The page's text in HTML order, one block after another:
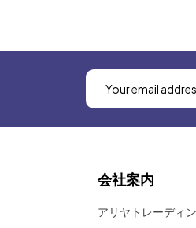
会社案内
アリヤトレーディ